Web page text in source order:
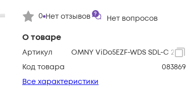
О товаре
Артикул
OMNY ViDo5EZF-WDS SDL-C 27135
Код товара
083869
Все характеристики
0 Нет отзывов Нет вопросов